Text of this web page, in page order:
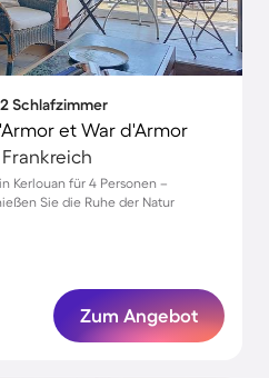
Schlafzimmer
et War d'Armor
Kerlouan für 4 Personen –
Sie die Ruhe der Natur
Zum Angebot